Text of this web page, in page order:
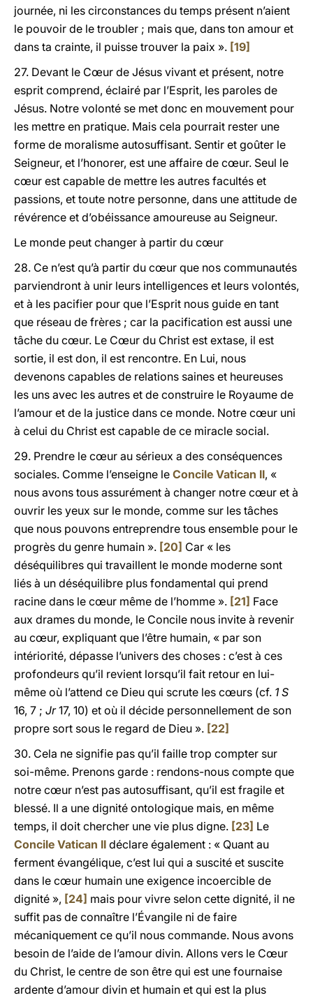
journée, ni les circonstances du temps présent n’aient
le pouvoir de le troubler ; mais que, dans ton amour et
dans ta crainte, il puisse trouver la paix ». [19]
27. Devant le Cœur de Jésus vivant et présent, notre
esprit comprend, éclairé par l’Esprit, les paroles de
Jésus. Notre volonté se met donc en mouvement pour
les mettre en pratique. Mais cela pourrait rester une
forme de moralisme autosuffisant. Sentir et goûter le
Seigneur, et l’honorer, est une affaire de cœur. Seul le
cœur est capable de mettre les autres facultés et
passions, et toute notre personne, dans une attitude de
révérence et d’obéissance amoureuse au Seigneur.
Le monde peut changer à partir du cœur
28. Ce n’est qu’à partir du cœur que nos communautés
parviendront à unir leurs intelligences et leurs volontés,
et à les pacifier pour que l’Esprit nous guide en tant
que réseau de frères ; car la pacification est aussi une
tâche du cœur. Le Cœur du Christ est extase, il est
sortie, il est don, il est rencontre. En Lui, nous
devenons capables de relations saines et heureuses
les uns avec les autres et de construire le Royaume de
l’amour et de la justice dans ce monde. Notre cœur uni
à celui du Christ est capable de ce miracle social.
29. Prendre le cœur au sérieux a des conséquences
sociales. Comme l’enseigne le Concile Vatican II, «
nous avons tous assurément à changer notre cœur et à
ouvrir les yeux sur le monde, comme sur les tâches
que nous pouvons entreprendre tous ensemble pour le
progrès du genre humain ». [20] Car « les
déséquilibres qui travaillent le monde moderne sont
liés à un déséquilibre plus fondamental qui prend
racine dans le cœur même de l’homme ». [21] Face
aux drames du monde, le Concile nous invite à revenir
au cœur, expliquant que l’être humain, « par son
intériorité, dépasse l’univers des choses : c’est à ces
profondeurs qu’il revient lorsqu’il fait retour en lui-
même où l’attend ce Dieu qui scrute les cœurs (cf. 1 S
16, 7 ; Jr17, 10) et où il décide personnellement de son
propre sort sous le regard de Dieu ». [22]
30. Cela ne signifie pas qu’il faille trop compter sur
soi-même. Prenons garde : rendons-nous compte que
notre cœur n’est pas autosuffisant, qu’il est fragile et
blessé. Il a une dignité ontologique mais, en même
temps, il doit chercher une vie plus digne. [23] Le
Concile Vatican II déclare également : « Quant au
ferment évangélique, c’est lui qui a suscité et suscite
dans le cœur humain une exigence incoercible de
dignité », [24] mais pour vivre selon cette dignité, il ne
suffit pas de connaître l’Évangile ni de faire
mécaniquement ce qu’il nous commande. Nous avons
besoin de l’aide de l’amour divin. Allons vers le Cœur
du Christ, le centre de son être qui est une fournaise
ardente d’amour divin et humain et qui est la plus